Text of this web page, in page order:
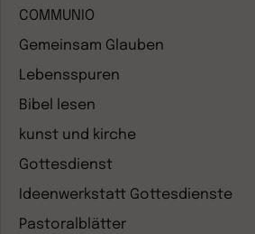
COMMUNIO
Gemeinsam Glauben
Lebensspuren
Bibel lesen
kunst und kirche
Gottesdienst
Ideenwerkstatt Gottesdienste
Pastoralblätter